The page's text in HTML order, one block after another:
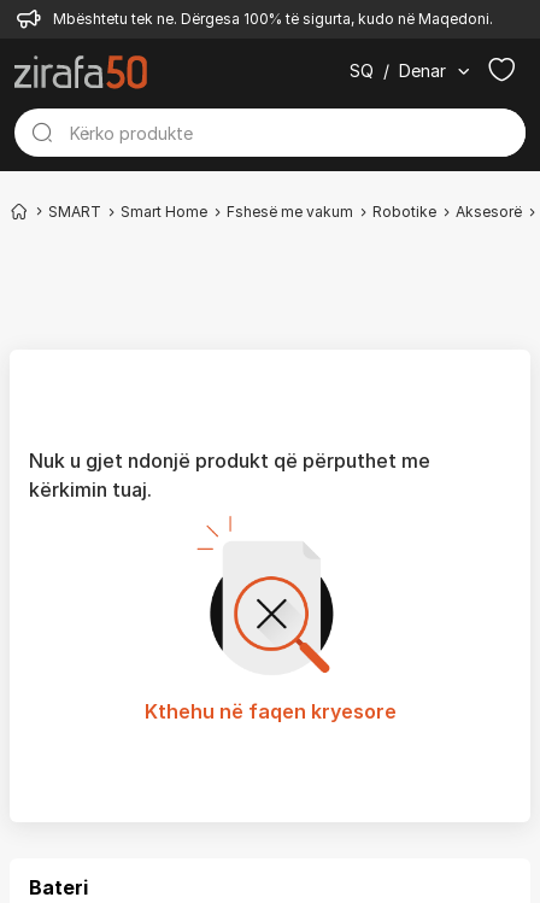
Mbështetu tek ne. Dërgesa 100% të sigurta, kudo në Maqedoni.
SQ / Denar
SMART Smart Home Fshesë me vakum Robotike Aksesorë
Nuk u gjet ndonjë produkt që përputhet me
kërkimin tuaj.
Kthehu në faqen kryesore
Bateri